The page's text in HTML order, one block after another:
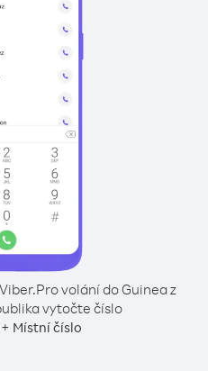
Pro volání do Guinea z
vytočte číslo
+ Místní číslo